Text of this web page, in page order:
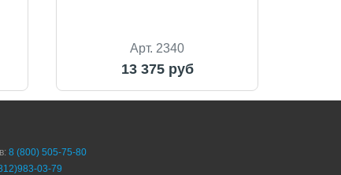
Арт. 2340
13 375 руб
8 (800) 505-75-80
03-79